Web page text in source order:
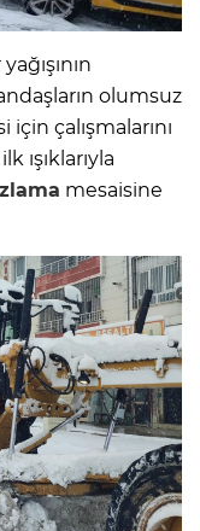
olumsuz
çalışmalarını
ışıklarıyla
mesaisine